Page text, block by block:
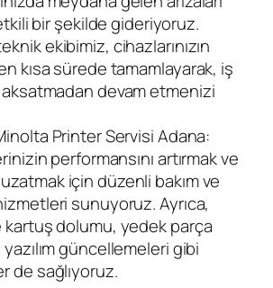
bir şekilde gideriyoruz.
ekibimiz, cihazlarınızın
kısa sürede tamamlayarak, iş
aksatmadan devam etmenizi
Printer Servisi Adana:
performansını artırmak ve
için düzenli bakım ve
sunuyoruz. Ayrıca,
dolumu, yedek parça
yazılım güncellemeleri gibi
de sağlıyoruz.